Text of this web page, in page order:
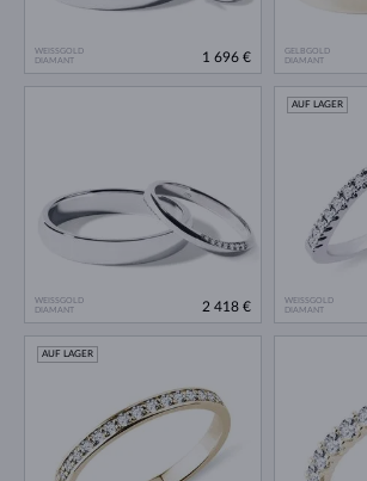
WEISSGOLD
DIAMANT
1 696 €
GELBGOLD
DIAMANT
WEISSGOLD
DIAMANT
2 418 €
WEISSGOLD
DIAMANT
AUF LAGER
AUF LAGER